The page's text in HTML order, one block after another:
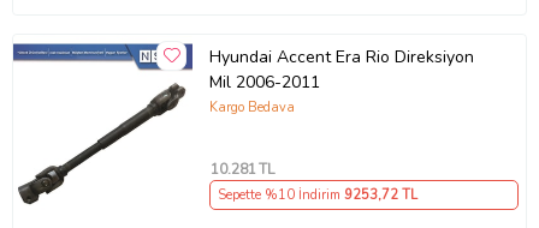
Hyundai Accent Era Rio Direksiyon
Mil 2006-2011
Kargo Bedava
10.281TL
Sepette %10 İndirim 9253,72 TL